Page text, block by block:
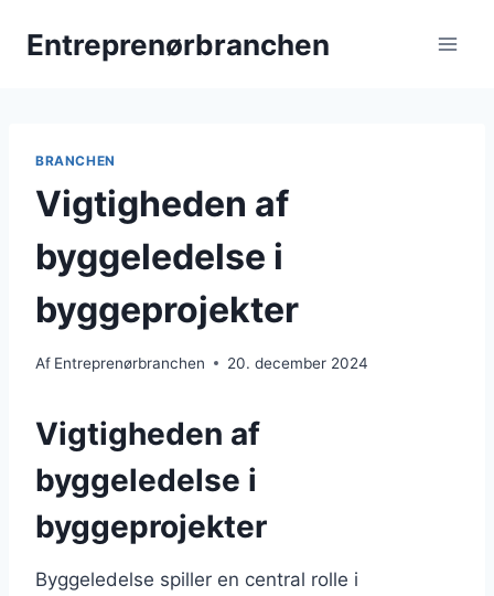
Entreprenørbranchen
BRANCHEN
Vigtigheden af
byggeledelse i
byggeprojekter
Af Entreprenørbranchen 20. december 2024
Vigtigheden af
byggeledelse i
byggeprojekter
Byggeledelse spiller en central rolle i